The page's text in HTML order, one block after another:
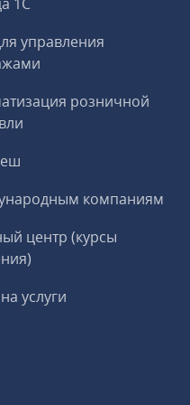
управления
розничной
компаниям
центр (курсы
услуги